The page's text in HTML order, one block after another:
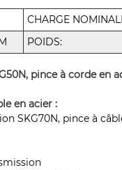
CHARGE
POIDS:
pince à corde en
en acier :
SKG70N, pince à